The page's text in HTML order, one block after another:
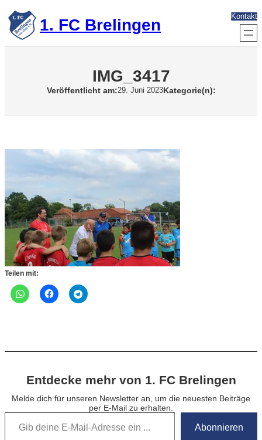
Zum
Inhalt
springen 1. FC Brelingen Kontakt
IMG_3417
Veröffentlicht am:29. Juni 2023Kategorie(n):
Teilen mit:
Entdecke mehr von 1. FC Brelingen
Melde dich für unseren Newsletter an, um die neuesten Beiträge
per E-Mail zu erhalten.
Gib deine E-Mail-Adresse ein …
Abonnieren